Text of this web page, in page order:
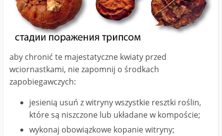
aby chronić te majestatyczne kwiaty przed
wciornastkami, nie zapomnij o środkach
zapobiegawczych:
jesienią usuń z witryny wszystkie resztki roślin,
które są niszczone lub układane w kompoście;
wykonaj obowiązkowe kopanie witryny;